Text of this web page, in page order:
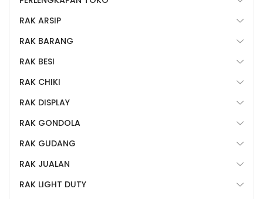
RAK ARSIP
RAK BARANG
RAK BESI
RAK CHIKI
RAK DISPLAY
RAK GONDOLA
RAK GUDANG
RAK JUALAN
RAK LIGHT DUTY